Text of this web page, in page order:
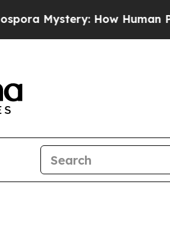
How Human Poop